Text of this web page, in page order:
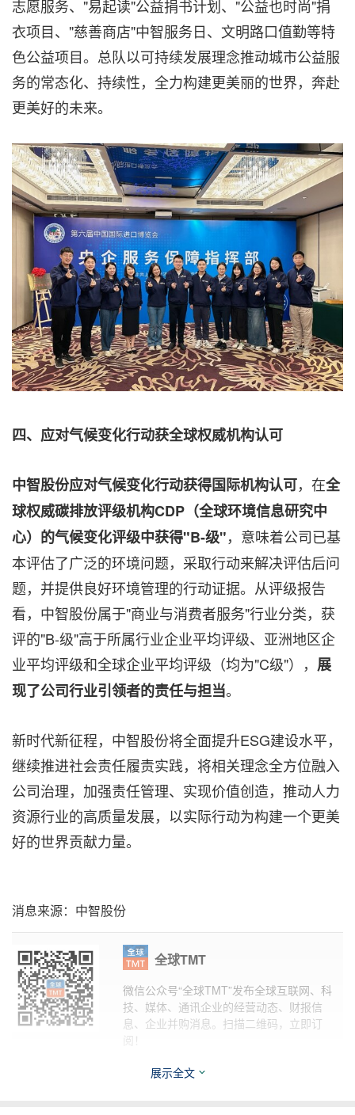
志愿服务、"易起读"公益捐书计划、"公益也时尚"捐
衣项目、"慈善商店"中智服务日、文明路口值勤等特
色公益项目。总队以可持续发展理念推动城市公益服
务的常态化、持续性，全力构建更美丽的世界，奔赴
更美好的未来。
四、应对气候变化行动获全球权威机构认可
中智股份应对气候变化行动获得国际机构认可，在全
球权威碳排放评级机构CDP（全球环境信息研究中
心）的气候变化评级中获得"B-级"，意味着公司已基
本评估了广泛的环境问题，采取行动来解决评估后问
题，并提供良好环境管理的行动证据。从评级报告
看，中智股份属于"商业与消费者服务"行业分类，获
评的"B-级"高于所属行业企业平均评级、亚洲地区企
业平均评级和全球企业平均评级（均为"C级"）， 展
现了公司行业引领者的责任与担当。
新时代新征程，中智股份将全面提升ESG建设水平，
继续推进社会责任履责实践，将相关理念全方位融入
公司治理，加强责任管理、实现价值创造，推动人力
资源行业的高质量发展，以实际行动为构建一个更美
好的世界贡献力量。
消息来源：中智股份
全球TMT
微信公众号“全球TMT”发布全球互联网、科
技、媒体、通讯企业的经营动态、财报信
息、企业并购消息。扫描二维码，立即订
阅！
展示全文